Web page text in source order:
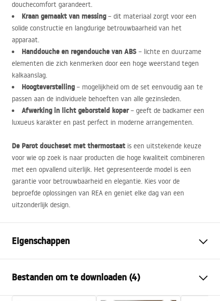
douchecomfort garandeert.
Kraan gemaakt van messing– dit materiaal zorgt voor een
solide constructie en langdurige betrouwbaarheid van het
apparaat.
Handdouche en regendouche van ABS – lichte en duurzame
elementen die zich kenmerken door een hoge weerstand tegen
kalkaanslag.
Hoogteverstelling– mogelijkheid om de set eenvoudig aan te
passen aan de individuele behoeften van alle gezinsleden.
Afwerking in licht geborsteld koper– geeft de badkamer een
luxueus karakter en past perfect in moderne arrangementen.
De Parot doucheset met thermostaat is een uitstekende keuze
voor wie op zoek is naar producten die hoge kwaliteit combineren
met een opvallend uiterlijk. Het gepresenteerde model is een
garantie voor betrouwbaarheid en elegantie. Kies voor de
beproefde oplossingen van REA en geniet elke dag van een
uitzonderlijk design.
Eigenschappen
Materiaal
Messing, ABS
Kraan type
Thermostatisch
Bestanden om te downloaden (4)